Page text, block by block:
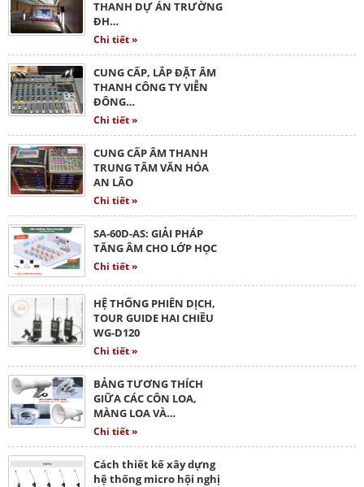
THANH DỰ ÁN TRƯỜNG
ĐH…
Chi tiết »
CUNG CẤP, LẮP ĐẶT ÂM
THANH CÔNG TY VIỄN
ĐÔNG…
Chi tiết »
CUNG CẤP ÂM THANH
TRUNG TÂM VĂN HÓA
AN LÃO
Chi tiết »
SA-60D-AS: GIẢI PHÁP
TĂNG ÂM CHO LỚP HỌC
Chi tiết »
HỆ THỐNG PHIÊN DỊCH,
TOUR GUIDE HAI CHIỀU
WG-D120
Chi tiết »
BẢNG TƯƠNG THÍCH
GIỮA CÁC CÔN LOA,
MÀNG LOA VÀ…
Chi tiết »
Cách thiết kế xây dựng
hệ thống micro hội nghị